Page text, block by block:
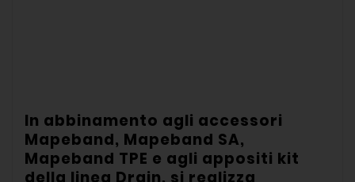
In abbinamento agli accessori
Mapeband, Mapeband SA,
Mapeband TPE e agli appositi kit
della linea Drain, si realizza